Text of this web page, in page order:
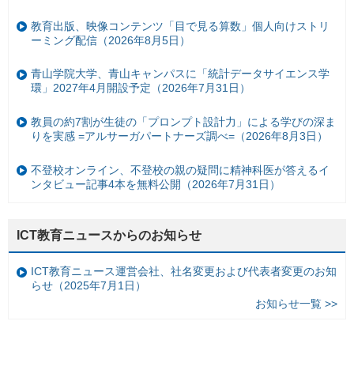
教育出版、映像コンテンツ「目で見る算数」個人向けストリ
ーミング配信（2026年8月5日）
青山学院大学、青山キャンパスに「統計データサイエンス学
環」2027年4月開設予定（2026年7月31日）
教員の約7割が生徒の「プロンプト設計力」による学びの深ま
りを実感 =アルサーガパートナーズ調べ=（2026年8月3日）
不登校オンライン、不登校の親の疑問に精神科医が答えるイ
ンタビュー記事4本を無料公開（2026年7月31日）
ICT教育ニュースからのお知らせ
ICT教育ニュース運営会社、社名変更および代表者変更のお知
らせ（2025年7月1日）
お知らせ一覧 >>